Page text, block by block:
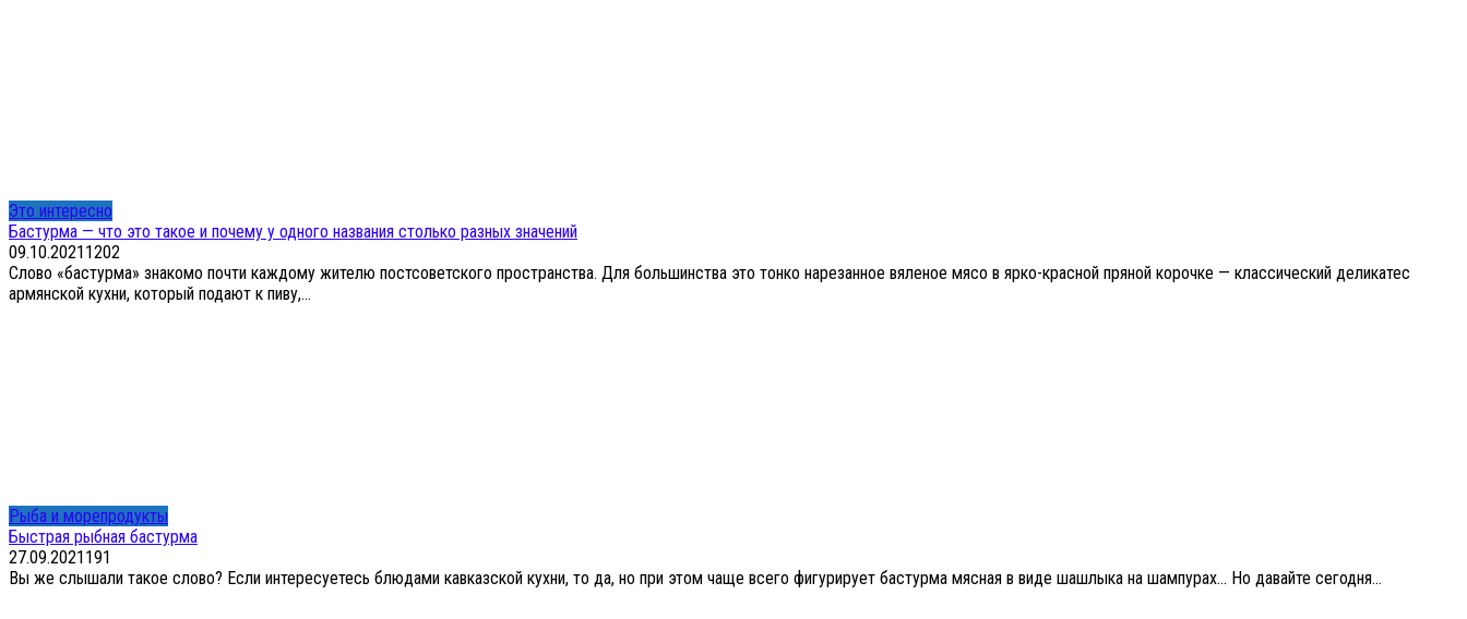
Это интересно
Бастурма — что это такое и почему у одного названия столько разных значений
09.10.20211202
Слово «бастурма» знакомо почти каждому жителю постсоветского пространства. Для большинства это тонко нарезанное вяленое мясо в ярко-красной пряной корочке — классический деликатес
армянской кухни, который подают к пиву,...
Рыба и морепродукты
Быстрая рыбная бастурма
27.09.2021191
Вы же слышали такое слово? Если интересуетесь блюдами кавказской кухни, то да, но при этом чаще всего фигурирует бастурма мясная в виде шашлыка на шампурах… Но давайте сегодня...